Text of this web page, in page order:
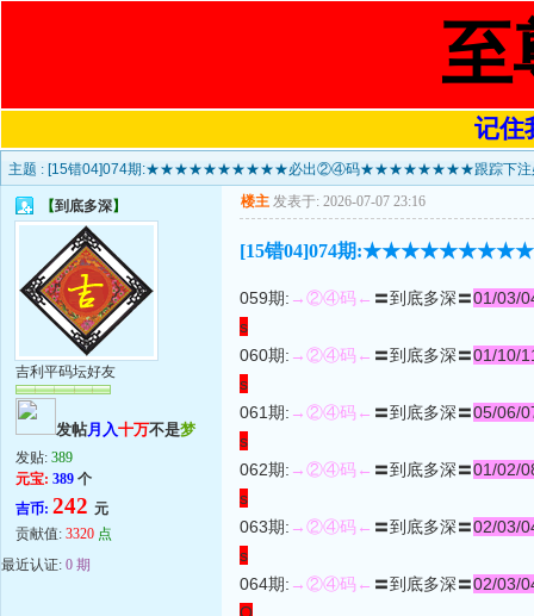
至
记住
主题 : [15错04]074期:★★★★★★★★★★必出②④码★★★★★★★★跟踪下注
【到底多深】
吉利平码坛好友
发帖月入十万不是梦
发贴: 389
元宝: 389 个
吉币: 242 元
贡献值: 3320 点
最近认证: 0 期
楼主 发表于: 2026-07-07 23:16
[15错04]074期
059期: →②④码← 〓到底多深〓01/03/
s
060期: →②④码← 〓到底多深〓01/10/
s
061期: →②④码← 〓到底多深〓05/06/
s
062期: →②④码← 〓到底多深〓01/02/
s
063期: →②④码← 〓到底多深〓02/03/
s
064期: →②④码← 〓到底多深〓02/03/